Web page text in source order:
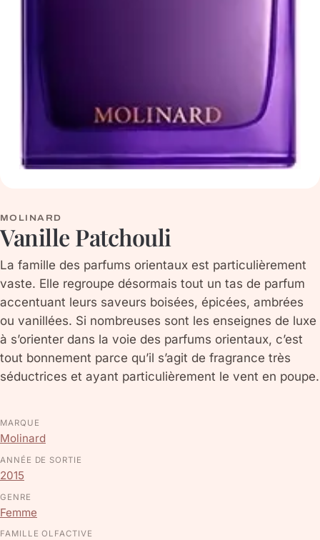
MOLINARD
Vanille Patchouli
La famille des parfums orientaux est particulièrement
vaste. Elle regroupe désormais tout un tas de parfum
accentuant leurs saveurs boisées, épicées, ambrées
ou vanillées. Si nombreuses sont les enseignes de luxe
à s’orienter dans la voie des parfums orientaux, c’est
tout bonnement parce qu’il s’agit de fragrance très
séductrices et ayant particulièrement le vent en poupe.
MARQUE
Molinard
ANNÉE DE SORTIE
2015
GENRE
Femme
FAMILLE OLFACTIVE